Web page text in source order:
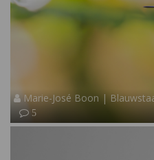
Marie-José Boon |
5